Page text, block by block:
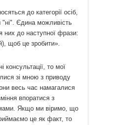
до категорії осіб,
"ні". Єдина можливість
них до наступної фрази:
щоб це зробити».
консультації, то мої
зі мною з приводу
весь час намагалися
впоратися з
Якщо ми віримо, що
це як факт, то